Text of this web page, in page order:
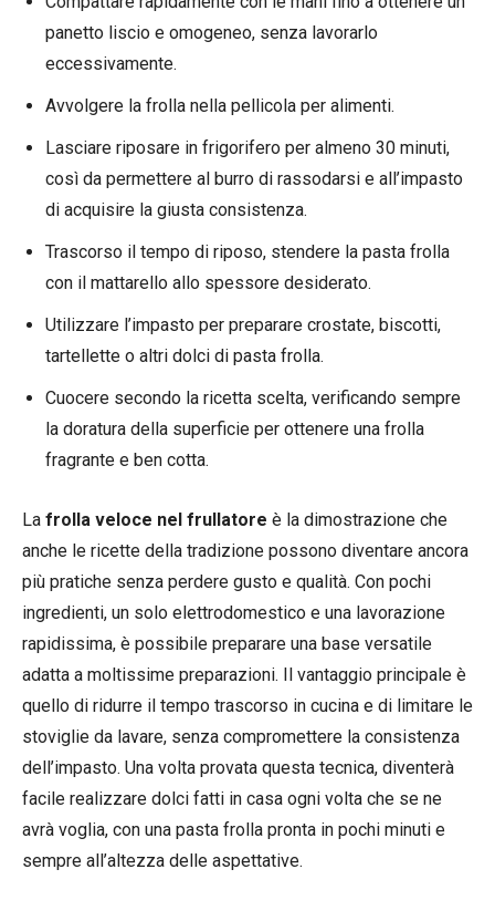
panetto liscio e omogeneo, senza lavorarlo
eccessivamente.
Avvolgere la frolla nella pellicola per alimenti.
Lasciare riposare in frigorifero per almeno 30 minuti,
così da permettere al burro di rassodarsi e all’impasto
di acquisire la giusta consistenza.
Trascorso il tempo di riposo, stendere la pasta frolla
con il mattarello allo spessore desiderato.
Utilizzare l’impasto per preparare crostate, biscotti,
tartellette o altri dolci di pasta frolla.
Cuocere secondo la ricetta scelta, verificando sempre
la doratura della superficie per ottenere una frolla
fragrante e ben cotta.
La frolla veloce nel frullatore è la dimostrazione che
anche le ricette della tradizione possono diventare ancora
più pratiche senza perdere gusto e qualità. Con pochi
ingredienti, un solo elettrodomestico e una lavorazione
rapidissima, è possibile preparare una base versatile
adatta a moltissime preparazioni. Il vantaggio principale è
quello di ridurre il tempo trascorso in cucina e di limitare le
stoviglie da lavare, senza compromettere la consistenza
dell’impasto. Una volta provata questa tecnica, diventerà
facile realizzare dolci fatti in casa ogni volta che se ne
avrà voglia, con una pasta frolla pronta in pochi minuti e
sempre all’altezza delle aspettative.